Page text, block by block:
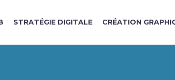
STRATÉGIE DIGITALE CRÉATION